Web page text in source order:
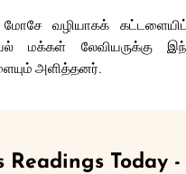
வழியாகக்
மக்கள் லேவியருக்கு
அளித்தனர்.
Readings Today